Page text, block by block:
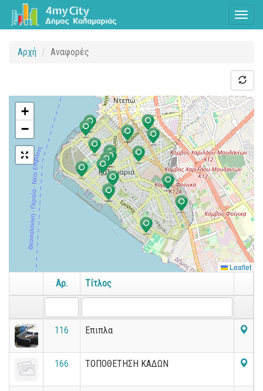
Αρχή Αναφορές
+
−
Leaflet
Αρ. Τίτλος
116 Επιπλα
166 ΤΟΠΟΘΕΤΗΣΗ ΚΑΔΩΝ